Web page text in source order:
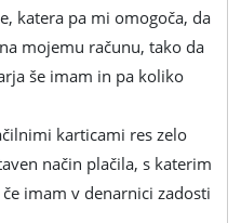
katera pa mi omogoča, da
mojemu računu, tako da
še imam in pa koliko
karticami res zelo
način plačila, s katerim
imam v denarnici zadosti